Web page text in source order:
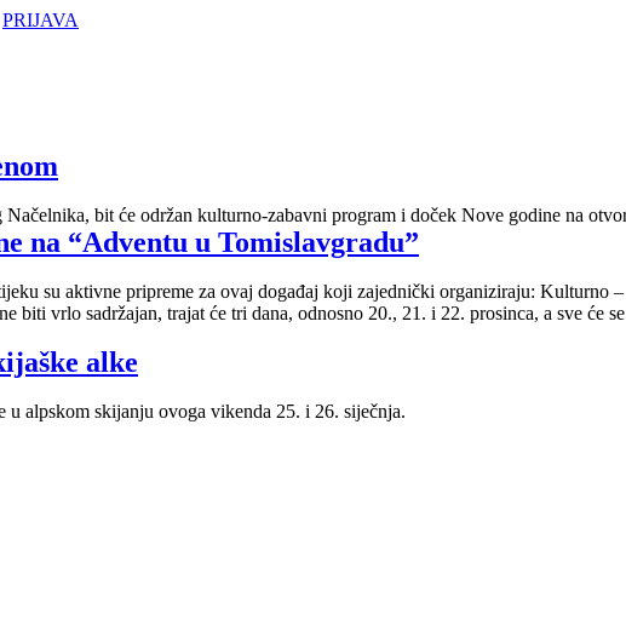
PRIJAVA
bit će održan kulturno-zabavni program i doček Nove godine na
na “Adventu u Tomislavgradu”
su aktivne pripreme za ovaj događaj koji zajednički organiziraju: Kulturno
biti vrlo sadržajan, trajat će tri dana, odnosno 20., 21. i 22. prosinca, a sve će
alke
alpskom skijanju ovoga vikenda 25. i 26. siječnja.